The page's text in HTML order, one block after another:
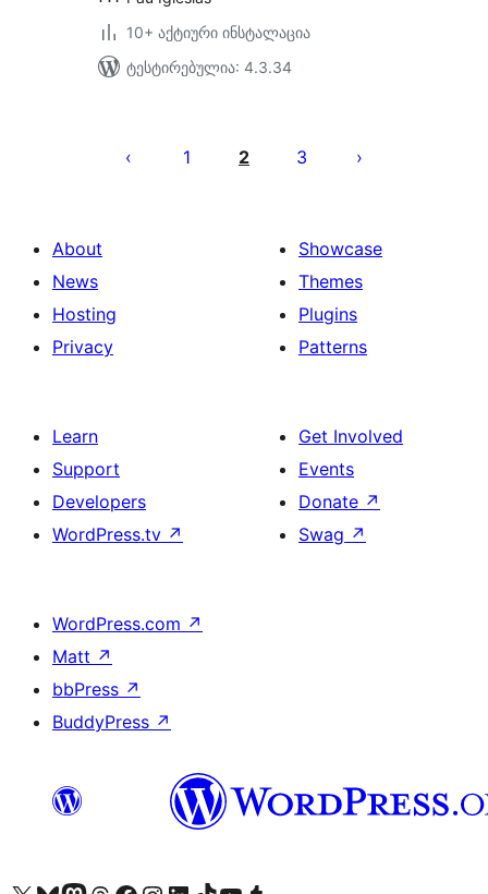
10+ აქტიური ინსტალაცია
ტესტირებულია: 4.3.34
გვერდებათ
1 2 3
About
News
Hosting
Privacy
Showcase
Themes
Plugins
Patterns
Learn
Support
Developers
WordPress.tv ↗
Get Involved
Events
Donate ↗
Swag ↗
WordPress.com ↗
Matt ↗
bbPress ↗
BuddyPress ↗